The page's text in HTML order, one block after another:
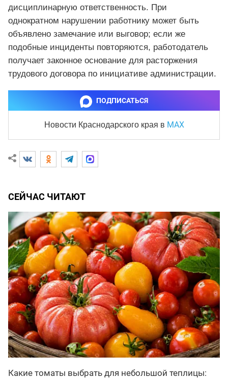
дисциплинарную ответственность. При
однократном нарушении работнику может быть
объявлено замечание или выговор; если же
подобные инциденты повторяются, работодатель
получает законное основание для расторжения
трудового договора по инициативе администрации.
ПОДПИСАТЬСЯ
Новости Краснодарского края в MAX
СЕЙЧАС ЧИТАЮТ
Какие томаты выбрать для небольшой теплицы: